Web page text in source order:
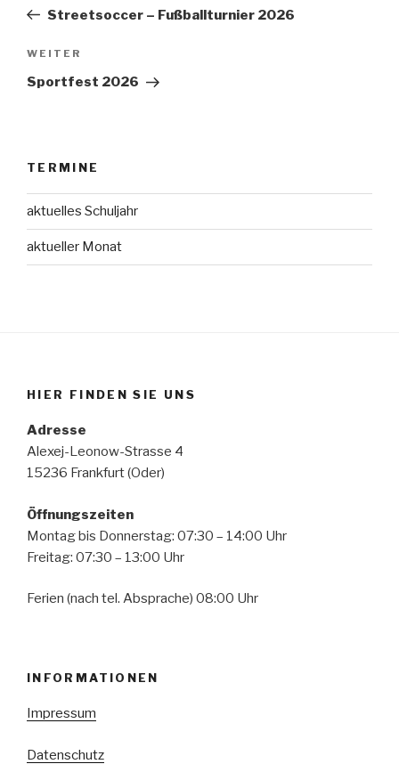
Beitrag
Streetsoccer – Fußballturnier 2026
Nächster
Beitrag
WEITER
Sportfest 2026
TERMINE
aktuelles Schuljahr
aktueller Monat
HIER FINDEN SIE UNS
Adresse
Alexej-Leonow-Strasse 4
15236 Frankfurt (Oder)
Öffnungszeiten
Montag bis Donnerstag: 07:30 – 14:00 Uhr
Freitag: 07:30 – 13:00 Uhr
Ferien (nach tel. Absprache) 08:00 Uhr
INFORMATIONEN
Impressum
Datenschutz